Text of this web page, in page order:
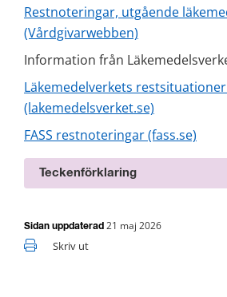
Restnoteringar, utgående
(Vårdgivarwebben)
Information från
Läkemedelverkets restsituationer
(lakemedelsverket.se)
FASS restnoteringar (fass.se)
Teckenförklaring
Sidan uppdaterad 21 maj 2026
Skriv ut